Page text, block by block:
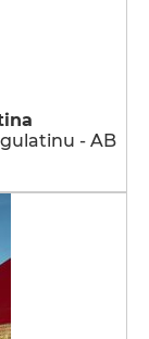
- AB